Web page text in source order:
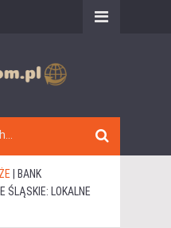
BANK
ŚLĄSKIE: LOKALNE